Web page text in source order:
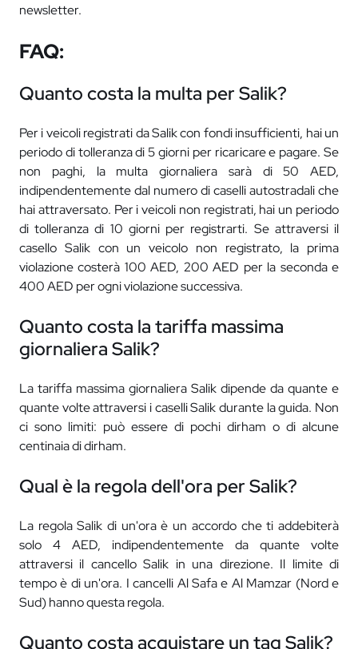
newsletter.
FAQ:
Quanto costa la multa per Salik?
Per i veicoli registrati da Salik con fondi insufficienti, hai un
periodo di tolleranza di 5 giorni per ricaricare e pagare. Se
non paghi, la multa giornaliera sarà di 50 AED,
indipendentemente dal numero di caselli autostradali che
hai attraversato. Per i veicoli non registrati, hai un periodo
di tolleranza di 10 giorni per registrarti. Se attraversi il
casello Salik con un veicolo non registrato, la prima
violazione costerà 100 AED, 200 AED per la seconda e
400 AED per ogni violazione successiva.
Quanto costa la tariffa massima
giornaliera Salik?
La tariffa massima giornaliera Salik dipende da quante e
quante volte attraversi i caselli Salik durante la guida. Non
ci sono limiti: può essere di pochi dirham o di alcune
centinaia di dirham.
Qual è la regola dell'ora per Salik?
La regola Salik di un'ora è un accordo che ti addebiterà
solo 4 AED, indipendentemente da quante volte
attraversi il cancello Salik in una direzione. Il limite di
tempo è di un'ora. I cancelli Al Safa e Al Mamzar (Nord e
Sud) hanno questa regola.
Quanto costa acquistare un tag Salik?